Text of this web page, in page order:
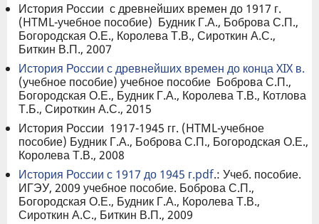
История России с древнейших времен до 1917 г.
(HTML-учебное пособие) Будник Г.А., Боброва С.П.,
Богородская О.Е., Королева Т.В., Сироткин А.С.,
Биткин В.П., 2007
История России с древнейших времен до конца XIX в.
(учебное пособие) учебное пособие Боброва С.П.,
Богородская О.Е., Будник Г.А., Королева Т.В., Котлова
Т.Б., Сироткин А.С., 2015
История России 1917-1945 гг. (HTML-учебное
пособие) Будник Г.А., Боброва С.П., Богородская О.Е.,
Королева Т.В., 2008
История России с 1917 до 1945 г.pdf.: Учеб. пособие.
ИГЭУ, 2009 учебное пособие. Боброва С.П.,
Богородская О.Е., Будник Г.А., Королева Т.В.,
Сироткин А.С., Биткин В.П., 2009